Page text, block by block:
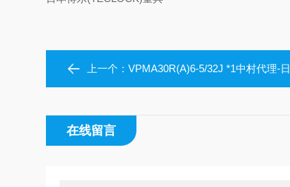
上一个：VPMA30R(A)6-5/32J *1中村代理-日本PISCO碧铄科真空吸盘
在线留言